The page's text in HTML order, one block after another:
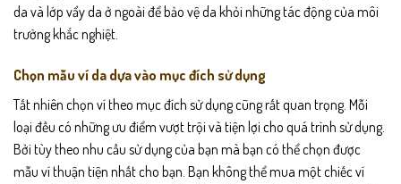
da và lớp vẩy da ở ngoài để bảo vệ da khỏi những tác động của môi
trường khắc nghiệt.
Chọn mẫu ví da dựa vào mục đích sử dụng
Tất nhiên chọn ví theo mục đích sử dụng cũng rất quan trọng. Mỗi
loại đều có những ưu điểm vượt trội và tiện lợi cho quá trình sử dụng.
Bởi tùy theo nhu cầu sử dụng của bạn mà bạn có thể chọn được
mẫu ví thuận tiện nhất cho bạn. Bạn không thể mua một chiếc ví